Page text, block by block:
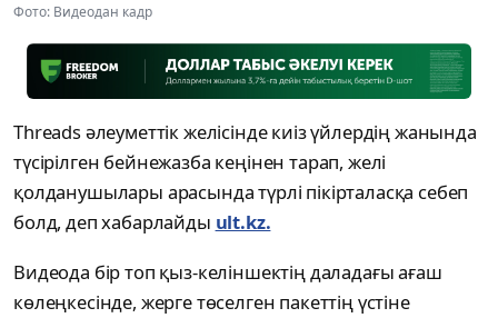
Фото: Видеодан кадр
Threads әлеуметтік желісінде киіз үйлердің жанында
түсірілген бейнежазба кеңінен тарап, желі
қолданушылары арасында түрлі пікірталасқа себеп
болд, деп хабарлайды ult.kz.
Видеода бір топ қыз-келіншектің даладағы ағаш
көлеңкесінде, жерге төселген пакеттің үстіне